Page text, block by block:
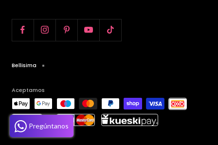
Bellisima
Aceptamos
Pregúntanos